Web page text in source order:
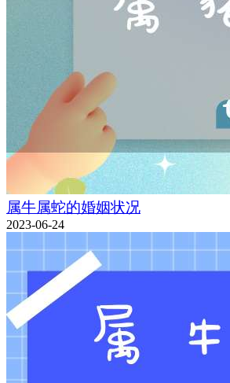
属牛属蛇的婚姻状况
2023-06-24